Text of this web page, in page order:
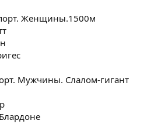
Женщины.1500м
Мужчины. Слалом-гигант